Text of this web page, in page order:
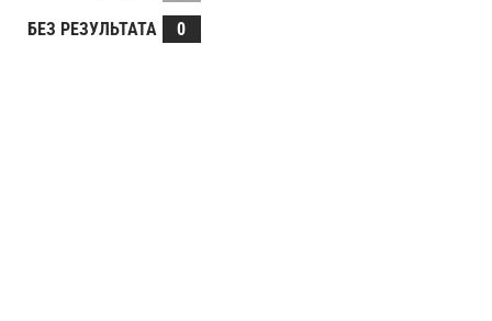
БЕЗ РЕЗУЛЬТАТА
0